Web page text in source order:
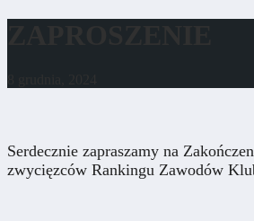
Serdecznie zapraszamy na
zwycięzców Rankingu Zawodów